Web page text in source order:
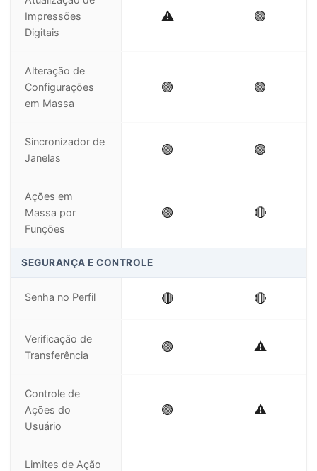
Impressões
Digitais
⚠️ 🟢
Alteração de
Configurações
em Massa
🟢 🟢
Sincronizador de
Janelas
🟢 🟢
Ações em
Massa por
Funções
🟢 🔴
SEGURANÇA E CONTROLE
Senha no Perfil 🔴 🔴
Verificação de
Transferência
🟢 ⚠️
Controle de
Ações do
Usuário
🟢 ⚠️
Limites de Ação